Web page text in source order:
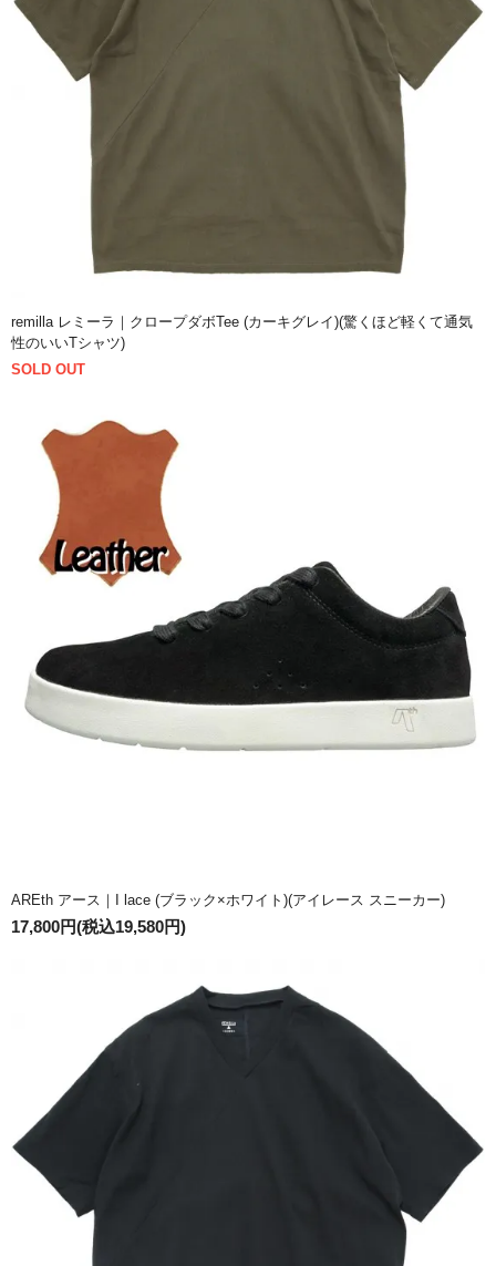
remilla レミーラ｜クロープダボTee (カーキグレイ)(驚くほど軽くて通気
性のいいTシャツ)
SOLD OUT
AREth アース｜I lace (ブラック×ホワイト)(アイレース スニーカー)
17,800円(税込19,580円)